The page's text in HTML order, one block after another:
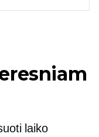
laiko